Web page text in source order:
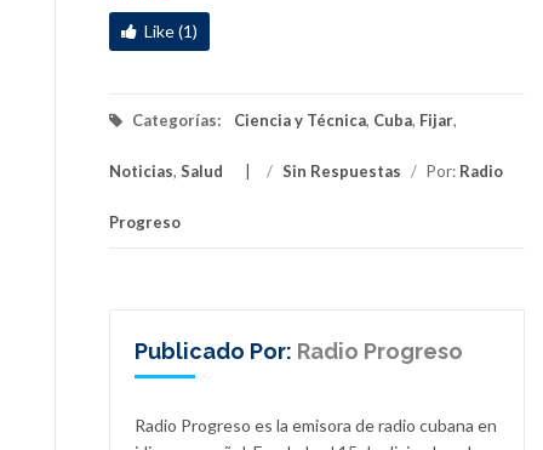
Like (1)
Categorías: Ciencia y Técnica, Cuba, Fijar,
Noticias, Salud / Sin Respuestas / Por: Radio
Progreso
Publicado Por: Radio Progreso
Radio Progreso es la emisora de radio cubana en